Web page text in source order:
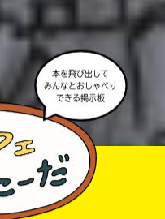
いたり、個人情報をか
ていたりしないか、読
本を飛び出して
みんなとおしゃべり
できる掲示板